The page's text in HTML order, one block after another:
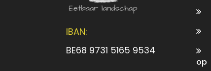
IBAN:
BE68 9731 5165 9534
op